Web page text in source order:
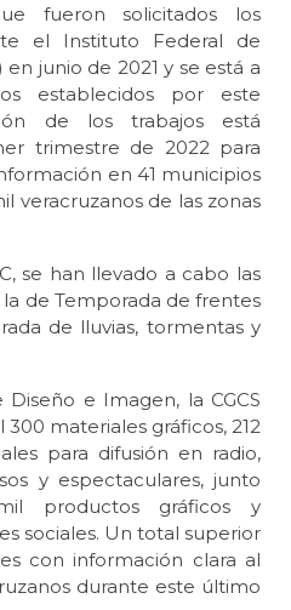
fueron solicitados los
el Instituto Federal de
junio de 2021 y se está a
establecidos por este
de los trabajos está
trimestre de 2022 para
en 41 municipios
veracruzanos de las zonas
se han llevado a cabo las
de Temporada de frentes
de lluvias, tormentas y
e Imagen, la CGCS
materiales gráficos, 212
para difusión en radio,
y espectaculares, junto
productos gráficos y
sociales. Un total superior
con información clara al
durante este último